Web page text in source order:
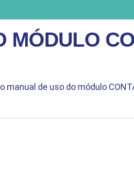
MÓDULO
de uso do módulo